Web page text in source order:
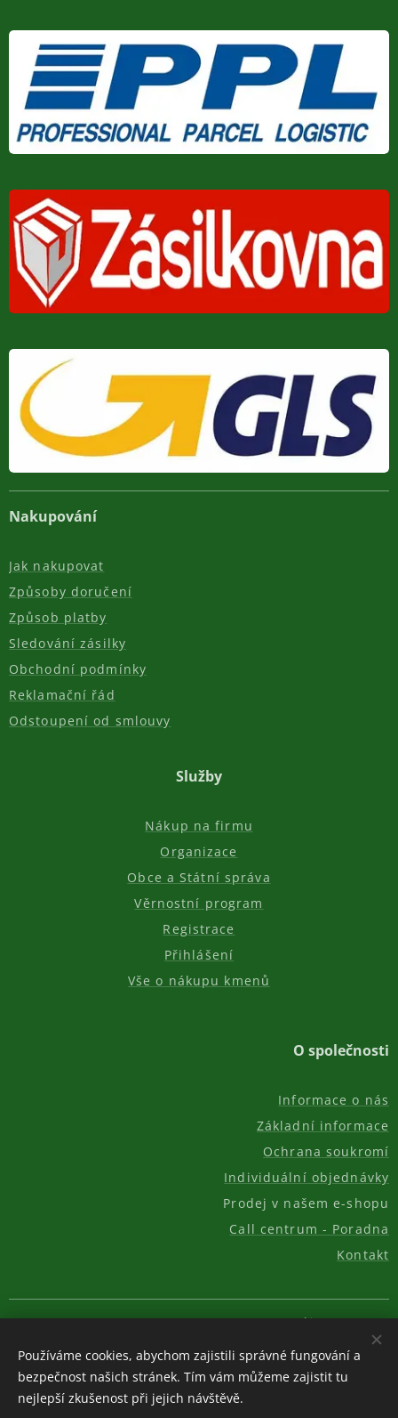
Nakupování
Jak nakupovat
Způsoby doručení
Způsob platby
Sledování zásilky
Obchodní podmínky
Reklamační řád
Odstoupení od smlouvy
Služby
Nákup na firmu
Organizace
Obce a Státní správa
Věrnostní program
Registrace
Přihlášení
Vše o nákupu kmenů
O společnosti
Informace o nás
Základní informace
Ochrana soukromí
Individuální objednávky
Prodej v našem e-shopu
Call centrum - Poradna
Kontakt
© 2011-2026, AKC REAL GROUP s.r.o. Cookies
Měna
CZK Kč
EUR € USD $
Používáme cookies, abychom zajistili správné fungování a
bezpečnost našich stránek. Tím vám můžeme zajistit tu
nejlepší zkušenost při jejich návštěvě.